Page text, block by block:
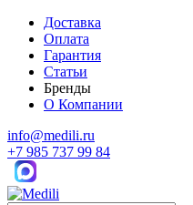
Доставка
Оплата
Гарантия
Статьи
Бренды
О Компании
info@medili.ru
+7 985 737 99 84